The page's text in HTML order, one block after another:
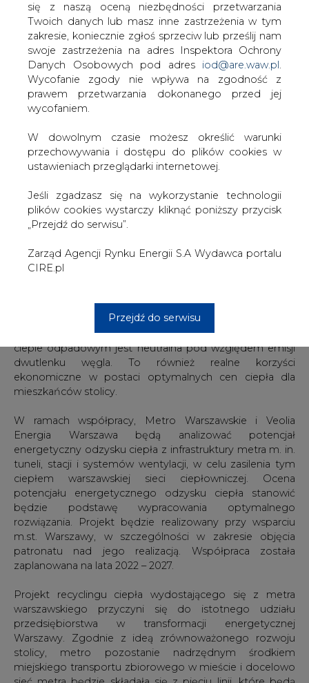
się z naszą oceną niezbędności przetwarzania
Twoich danych lub masz inne zastrzeżenia w tym
zakresie, koniecznie zgłoś sprzeciw lub prześlij nam
swoje zastrzeżenia na adres Inspektora Ochrony
Danych Osobowych pod adres iod@are.waw.pl.
Wycofanie zgody nie wpływa na zgodność z
prawem przetwarzania dokonanego przed jej
wycofaniem.
W dowolnym czasie możesz określić warunki
przechowywania i dostępu do plików cookies w
ustawieniach przeglądarki internetowej.
Jeśli zgadzasz się na wykorzystanie technologii
plików cookies wystarczy kliknąć poniższy przycisk
„Przejdź do serwisu”.
Zarząd Agencji Rynku Energii S.A Wydawca portalu
CIRE.pl
Przejdź do serwisu
Metro Warszawskie Sp. z.o.o. i Veolia
Energia Warszawa S.A. podpisały list
intencyjny dotyczący współpracy nad
projektem odzysku ciepła z
infrastruktury Metra Warszawskiego
Podjęte działania przyczynią się bezpośrednio do dalszej
redukcji ilości wykorzystywanych paliw kopalnych w
jednocześnie zmniejszając szkodliwe oddziaływanie na
środowisko naturalne.
powodu zainstalowanej tam elektroniki, sprzętu,
hamujących i przyspieszających pociągów oraz dużej
liczby pasażerów, przebywających w jednym miejscu.. Tak
uboczny, ulatnia się szybami wentylacyjnymi do
atmosfery. Za pomocą nowoczesnych systemów
ponownie do zaspokojenia grzewczych potrzeb stolicy.
Takie rozwiązanie to między innymi zmniejszenie
wpływu na środowisko, ponieważ energia zawarta w
cieple odpadowym jest neutralna pod względem emisji
dwutlenku węgla. To również realne korzyści
ekonomiczne w postaci optymalnych cen ciepła dla
mieszkańców stolicy.
W ramach współpracy, Metro Warszawskie i Veolia
Energia Warszawa będą analizować potencjał
energetyczny odzysku ciepła z infrastruktury metra m. in.
tuneli, stacji i systemów wentylacji, w celu zasilenia tym
ciepłem warszawskiej sieci ciepłowniczej. Ocena
potencjału energetycznego odzysku ciepła stanowić
będzie podstawę wypracowania optymalnego
rozwiązania. Projekt będzie realizowany przy wsparciu
m.st. Warszawy, w szczególności w zakresie objęcia
patronatu nad jego realizacją. Współpraca została
zaplanowana na lata 2022 – 2027.
Projekt recyclingu ciepła wydostającego się z metra
warszawskiego przyczyni się do istotnego udziału
przedsiębiorstwa w transformacji energetycznej
Warszawy. Zgodnie z ideą zrównoważonego rozwoju
stolicy, metro pozostanie nadrzędnym środkiem
miejskiego transportu zbiorowego w mieście i docelowo
sieć metra będzie składała się z pięciu linii, które będą